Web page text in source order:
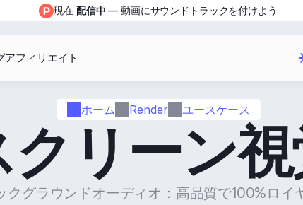
ホーム Render ユースケース
クリーン
クグラウンドオーディオ：高品質で100%ロイ
現在 配信中 — 動画にサウンドトラックを付けよう
アフィリエイト